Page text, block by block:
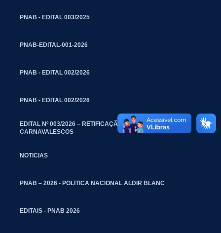
PNAB - EDITAL 003/2025
PNAB-EDITAL-001-2026
PNAB - EDITAL 002/2026
PNAB - EDITAL 002/2026
EDITAL Nº 003/2026 – RETIFICAÇÃO – BLOCOS
CARNAVALESCOS
NOTICIAS
PNAB – 2026 - POLITICA NACIONAL ALDIR BLANC
EDITAIS - PNAB 2026